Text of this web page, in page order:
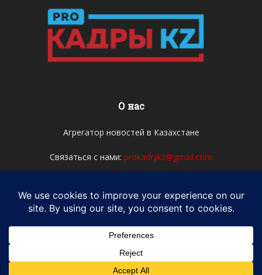
О нас
Агрегатор новостей в Казахстане
Связаться с нами: prokadrykz@gmail.com
Мы в соцсетях